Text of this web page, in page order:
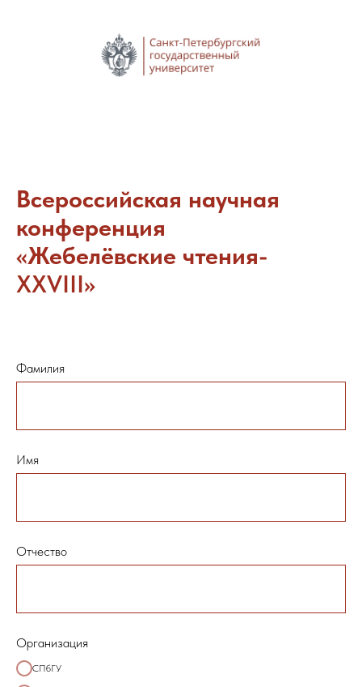
Всероссийская научная
конференция
«Жебелёвские чтения-
XXVIII»
Фамилия
Имя
Отчество
Организация
СПбГУ